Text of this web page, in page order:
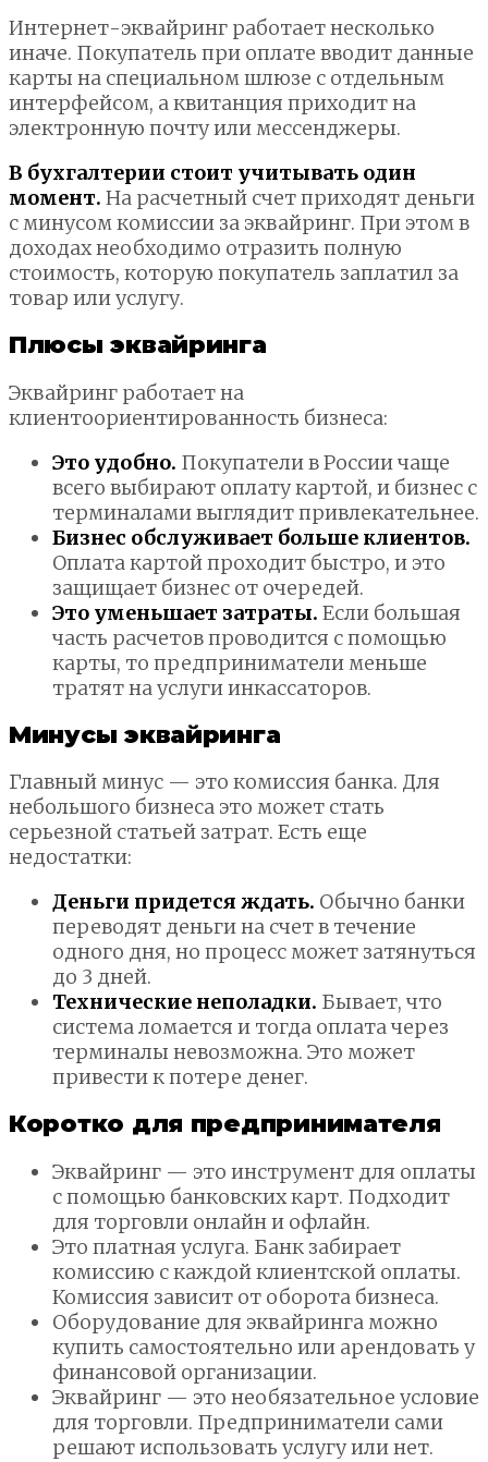
Интернет-эквайринг работает несколько
иначе. Покупатель при оплате вводит данные
карты на специальном шлюзе с отдельным
интерфейсом, а квитанция приходит на
электронную почту или мессенджеры.
В бухгалтерии стоит учитывать один
момент. На расчетный счет приходят деньги
с минусом комиссии за эквайринг. При этом в
доходах необходимо отразить полную
стоимость, которую покупатель заплатил за
товар или услугу.
Плюсы эквайринга
Эквайринг работает на
клиентоориентированность бизнеса:
Это удобно. Покупатели в России чаще
всего выбирают оплату картой, и бизнес с
терминалами выглядит привлекательнее.
Бизнес обслуживает больше клиентов.
Оплата картой проходит быстро, и это
защищает бизнес от очередей.
Это уменьшает затраты. Если большая
часть расчетов проводится с помощью
карты, то предприниматели меньше
тратят на услуги инкассаторов.
Минусы эквайринга
Главный минус — это комиссия банка. Для
небольшого бизнеса это может стать
серьезной статьей затрат. Есть еще
недостатки:
Деньги придется ждать. Обычно банки
переводят деньги на счет в течение
одного дня, но процесс может затянуться
до 3 дней.
Технические неполадки. Бывает, что
система ломается и тогда оплата через
терминалы невозможна. Это может
привести к потере денег.
Коротко для предпринимателя
Эквайринг — это инструмент для оплаты
с помощью банковских карт. Подходит
для торговли онлайн и офлайн.
Это платная услуга. Банк забирает
комиссию с каждой клиентской оплаты.
Комиссия зависит от оборота бизнеса.
Оборудование для эквайринга можно
купить самостоятельно или арендовать у
финансовой организации.
Эквайринг — это необязательное условие
для торговли. Предприниматели сами
решают использовать услугу или нет.